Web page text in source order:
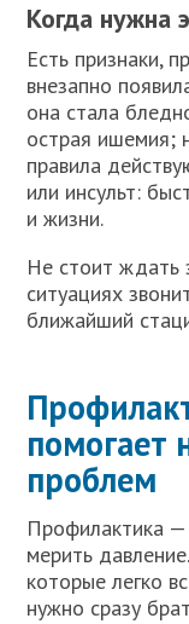
Когда нужна
Есть признаки,
внезапно
она стала
острая ишемия;
правила
или инсульт:
и жизни.
Не стоит ждать
ситуациях
ближайший
помогает
проблем
Профилактика —
мерить
которые легко
нужно сразу